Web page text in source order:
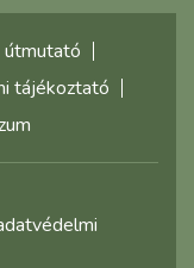
útmutató
tájékoztató